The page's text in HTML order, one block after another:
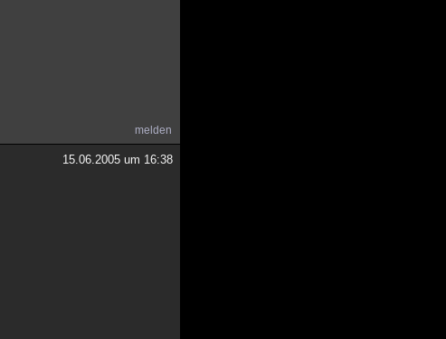
melden
15.06.2005 um 16:38